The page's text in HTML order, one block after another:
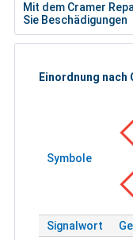
Mit dem Cramer
Sie Beschädigungen
Einordnung nach
Symbole
Signalwort